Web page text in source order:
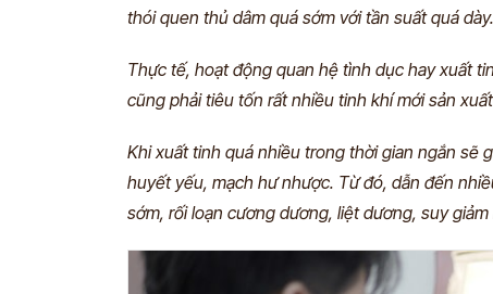
thói quen thủ dâm quá sớm với tần suất quá dày.
Thực tế, hoạt động quan hệ tình dục hay xuất
cũng phải tiêu tốn rất nhiều tinh khí mới sản
Khi xuất tinh quá nhiều trong thời gian ngắn sẽ
huyết yếu, mạch hư nhược. Từ đó, dẫn đến
sớm, rối loạn cương dương, liệt dương, suy